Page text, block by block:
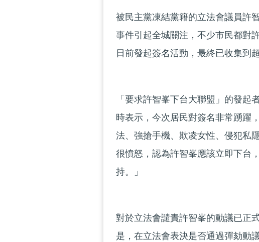
被民主黨凍結黨籍的立法會議員許
事件引起全城關注，不少市民都對
日前發起簽名活動，最終已收集到
「要求許智峯下台大聯盟」的發起
時表示，今次居民對簽名非常踴躍
法、強搶手機、欺凌女性、侵犯私
很憤怒，認為許智峯應該立即下台
持。」
對於立法會譴責許智峯的動議已正
是，在立法會表決是否通過彈劾動